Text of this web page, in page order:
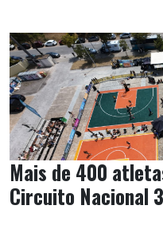
Mais de 400
Circuito Nacional